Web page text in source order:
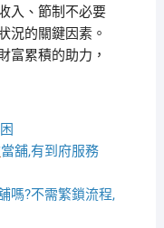
入、節制不必要
況的關鍵因素。
富累積的助力，
當舖,有到府服務
嗎?不需繁鎖流程,